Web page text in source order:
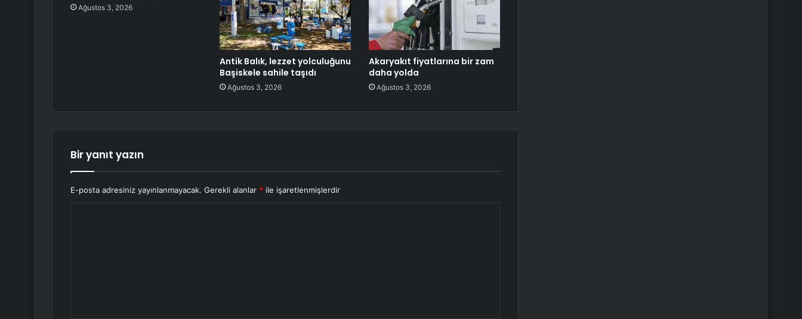
Ağustos 3, 2026
Antik Balık, lezzet yolculuğunu
Başiskele sahile taşıdı
Ağustos 3, 2026
Akaryakıt fiyatlarına bir zam
daha yolda
Ağustos 3, 2026
Bir yanıt yazın
E-posta adresiniz yayınlanmayacak. Gerekli alanlar * ile işaretlenmişlerdir